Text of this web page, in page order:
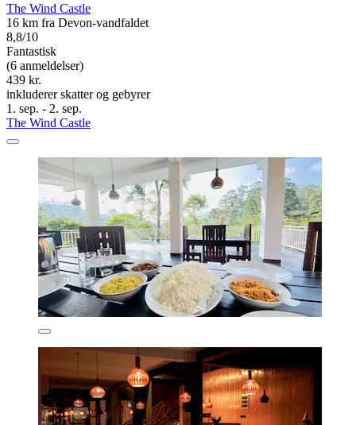
The Wind Castle
16 km fra Devon-vandfaldet
8,8/10
Fantastisk
(6 anmeldelser)
439 kr.
inkluderer skatter og gebyrer
1. sep. - 2. sep.
The Wind Castle